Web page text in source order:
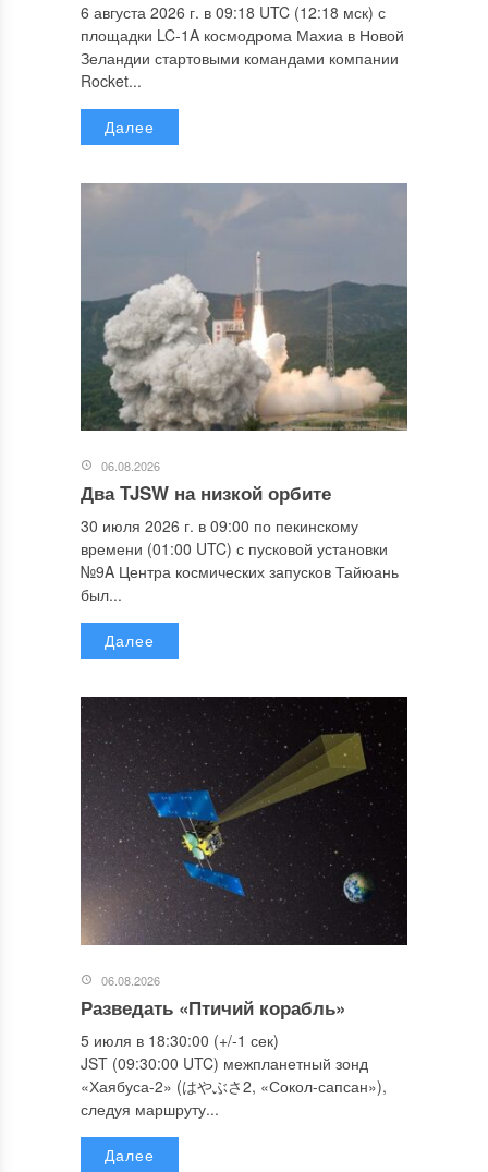
6 августа 2026 г. в 09:18 UTC (12:18 мск) с
площадки LC-1A космодрома Махиа в Новой
Зеландии стартовыми командами компании
Rocket...
Далее
06.08.2026
Два TJSW на низкой орбите
30 июля 2026 г. в 09:00 по пекинскому
времени (01:00 UTC) с пусковой установки
№9A Центра космических запусков Тайюань
был...
Далее
06.08.2026
Разведать «Птичий корабль»
5 июля в 18:30:00 (+/-1 сек)
JST (09:30:00 UTC) межпланетный зонд
«Хаябуса-2» (はやぶさ2, «Сокол-сапсан»),
следуя маршруту...
Далее